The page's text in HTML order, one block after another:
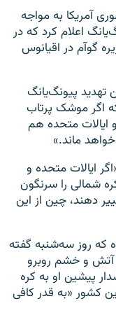
آمریکا به مواجه
اعلام کرد که در
گوآم در اقیانوس
تهدید پیونگ‌یانگ
اگر موشک پرتاب
ایالات متحده هم
ماند.»
ایالات متحده و
شمالی را سرنگون
دهند، چین از این
که روز سه‌شنبه گفته
آتش و خشم روبرو
پیشین او به کره
کشور «به قدر کافی